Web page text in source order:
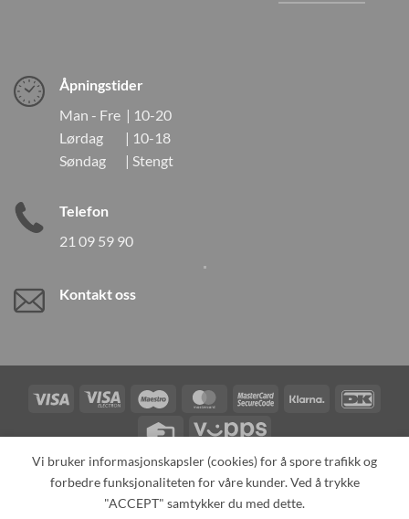
Åpningstider
Man - Fre | 10-20
Lørdag | 10-18
Søndag | Stengt
Telefon
21 09 59 90
Kontakt oss
Visa
Visa
Maestro MasterCardMasterCardKlarna
Credit
Vipps
TILBAKEKALLINGER KONTAKT OSS
OM OSS
SPESIALBESTILLING
MIN KONTO ALL PRODUCTS
Vi bruker informasjonskapsler (cookies) for å spore trafikk og
forbedre funksjonaliteten for våre kunder. Ved å trykke
"ACCEPT" samtykker du med dette.